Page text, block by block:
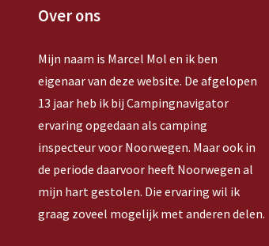
Over ons
Mijn naam is Marcel Mol en ik ben
eigenaar van deze website. De afgelopen
13 jaar heb ik bij Campingnavigator
ervaring opgedaan als camping
inspecteur voor Noorwegen. Maar ook in
de periode daarvoor heeft Noorwegen al
mijn hart gestolen. Die ervaring wil ik
graag zoveel mogelijk met anderen delen.